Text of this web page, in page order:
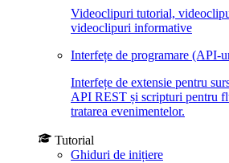
Videoclipuri tutorial,
videoclipuri informative
Interfețe de programare (API-
Interfețe de extensie pentru
API REST și scripturi pentru
tratarea evenimentelor.
Tutorial
Ghiduri de inițiere